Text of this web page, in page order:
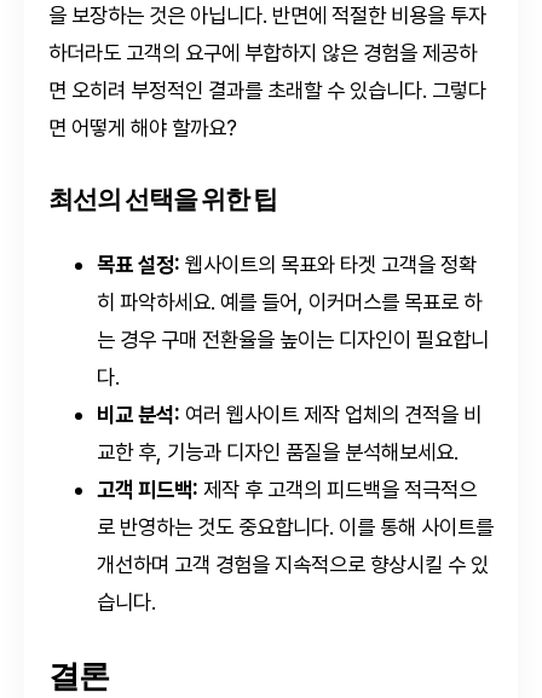
을 보장하는 것은 아닙니다. 반면에 적절한 비용을 투자
하더라도 고객의 요구에 부합하지 않은 경험을 제공하
면 오히려 부정적인 결과를 초래할 수 있습니다. 그렇다
면 어떻게 해야 할까요?
최선의 선택을 위한 팁
목표 설정: 웹사이트의 목표와 타겟 고객을 정확
히 파악하세요. 예를 들어, 이커머스를 목표로 하
는 경우 구매 전환율을 높이는 디자인이 필요합니
다.
비교 분석: 여러 웹사이트 제작 업체의 견적을 비
교한 후, 기능과 디자인 품질을 분석해보세요.
고객 피드백: 제작 후 고객의 피드백을 적극적으
로 반영하는 것도 중요합니다. 이를 통해 사이트를
개선하며 고객 경험을 지속적으로 향상시킬 수 있
습니다.
결론